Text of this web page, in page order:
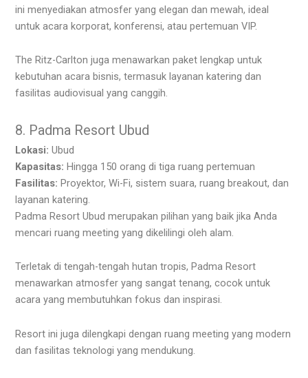
ini menyediakan atmosfer yang elegan dan mewah, ideal
untuk acara korporat, konferensi, atau pertemuan VIP.
The Ritz-Carlton juga menawarkan paket lengkap untuk
kebutuhan acara bisnis, termasuk layanan katering dan
fasilitas audiovisual yang canggih.
8. Padma Resort Ubud
Lokasi: Ubud
Kapasitas: Hingga 150 orang di tiga ruang pertemuan
Fasilitas: Proyektor, Wi-Fi, sistem suara, ruang breakout, dan
layanan katering.
Padma Resort Ubud merupakan pilihan yang baik jika Anda
mencari ruang meeting yang dikelilingi oleh alam.
Terletak di tengah-tengah hutan tropis, Padma Resort
menawarkan atmosfer yang sangat tenang, cocok untuk
acara yang membutuhkan fokus dan inspirasi.
Resort ini juga dilengkapi dengan ruang meeting yang modern
dan fasilitas teknologi yang mendukung.